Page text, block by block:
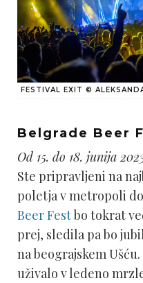
FESTIVAL EXIT ©
Belgrade Beer
Od 15. do 18. junija
Ste pripravljeni na
poletja v metropoli
Beer Festbo tokrat
prej, sledila pa bo
na beograjskem
uživalo v ledeno